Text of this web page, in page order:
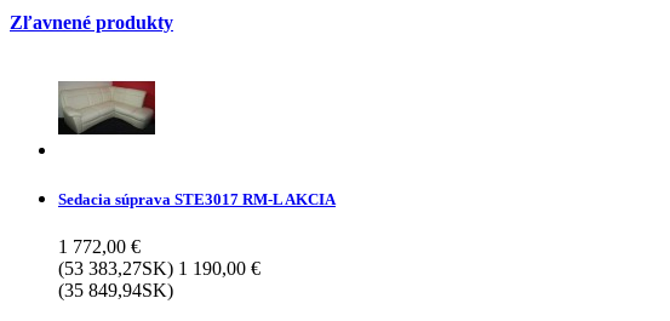
Zľavnené produkty
Sedacia súprava STE3017 RM-L AKCIA
1 772,00 €
(53 383,27SK) 1 190,00 €
(35 849,94SK)